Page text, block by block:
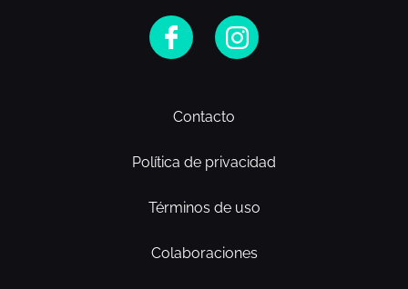
Contacto
Política de privacidad
Términos de uso
Colaboraciones